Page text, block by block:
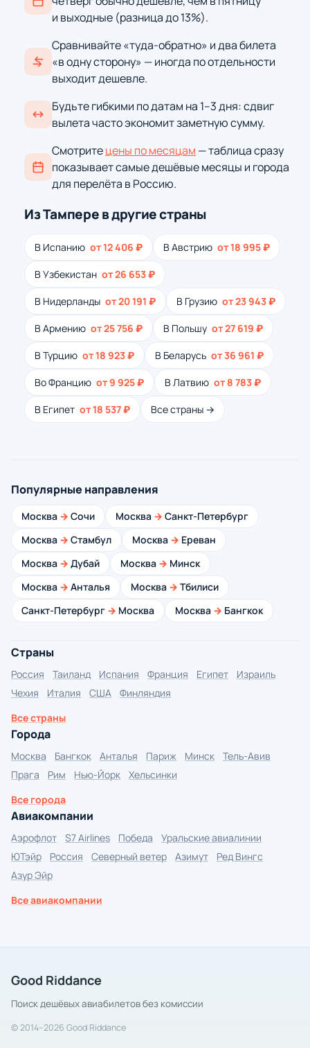
и выходные (разница до 13%).
Сравнивайте «туда-обратно» и два билета
«в одну сторону» — иногда по отдельности
выходит дешевле.
Будьте гибкими по датам на 1–3 дня: сдвиг
вылета часто экономит заметную сумму.
Смотритецены по месяцам — таблица сразу
показывает самые дешёвые месяцы и города
для перелёта в Россию.
Из Тампере в другие страны
В Испанию от 12 406 ₽ В Австрию от 18 995 ₽
В Узбекистан от 26 653 ₽
В Нидерланды от 20 191 ₽ В Грузию от 23 943 ₽
В Армению от 25 756 ₽ В Польшу от 27 619 ₽
В Турцию от 18 923 ₽ В Беларусь от 36 961 ₽
Во Францию от 9 925 ₽ В Латвию от 8 783 ₽
В Египет от 18 537 ₽ Все страны →
Популярные направления
Москва → Сочи Москва → Санкт-Петербург
Москва → Стамбул Москва → Ереван
Москва → Дубай Москва → Минск
Москва → Анталья Москва → Тбилиси
Санкт-Петербург → Москва Москва → Бангкок
Страны
Россия Таиланд Испания Франция Египет
Израиль
Чехия
Италия США
Финляндия
Все страны
Города
Москва Бангкок Анталья Париж Минск
Тель-Авив
Прага
Рим Нью-Йорк
Хельсинки
Все города
Авиакомпании
Аэрофлот S7 Airlines Победа
Уральские авиалинии
ЮТэйр
Россия Северный ветер Азимут
Ред Вингс
Азур Эйр
Все авиакомпании
Good Riddance
Поиск дешёвых авиабилетов без комиссии
© 2014–2026 Good Riddance